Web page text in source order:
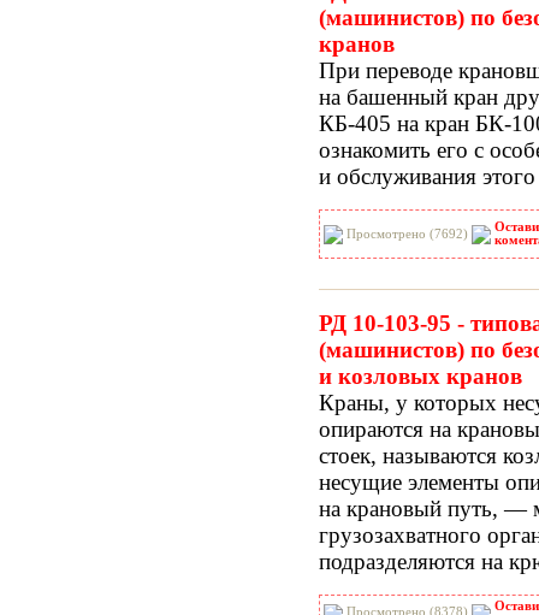
(машинистов) по
кранов
При переводе
на башенный кран
КБ-405 на кран БК-
ознакомить его с
и обслуживания
Просмотрено (7692)
РД 10-103-95 -
(машинистов) по
и козловых кранов
Краны, у которых
опираются на
стоек, называются
несущие элементы
на крановый путь, —
грузозахватного
подразделяются на
Просмотрено (8378)